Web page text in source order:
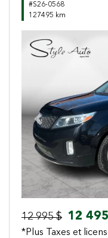
#S26-0568
127495 km
Previous
12 995 $ 12
*Plus Taxes et